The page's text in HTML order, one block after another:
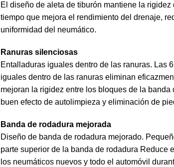
El diseño de aleta de tiburón mantiene la rigidez
tiempo que mejora el rendimiento del drenaje,
uniformidad del neumático.
Ranuras silenciosas
Entalladuras iguales dentro de las ranuras. Las
iguales dentro de las ranuras eliminan
mejoran la rigidez entre los bloques de la banda
buen efecto de autolimpieza y eliminación de
Banda de rodadura mejorada
Diseño de banda de rodadura mejorado.
parte superior de la banda de rodadura Reduce
los neumáticos nuevos y todo el automóvil